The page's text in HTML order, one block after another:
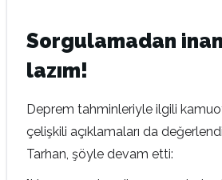
Sorgulamadan
lazım!
Deprem tahminleriyle ilgili
çelişkili açıklamaları da
Tarhan, şöyle devam etti: